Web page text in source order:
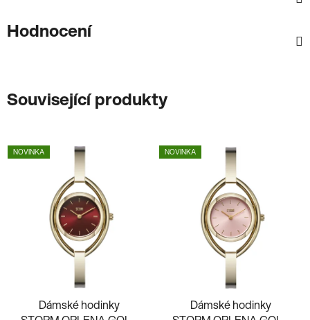
Hodnocení
Související produkty
NOVINKA
Dámské hodinky
NOVINKA
Dámské hodinky